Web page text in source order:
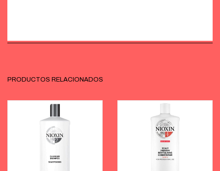
PRODUCTOS RELACIONADOS